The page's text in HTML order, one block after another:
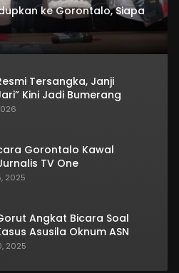
ke Gorontalo, Siapa
Tersangka, Janji
Kini Jadi Bumerang
Gorontalo Kawal
TV One
2025
Angkat Bicara Soal
Asusila Oknum ASN
2025